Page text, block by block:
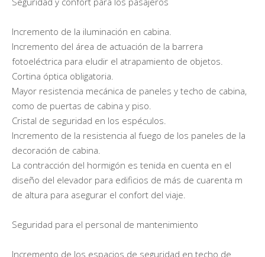
Incremento de la iluminación en cabina.
Incremento del área de actuación de la barrera
fotoeléctrica para eludir el atrapamiento de objetos.
Cortina óptica obligatoria.
Mayor resistencia mecánica de paneles y techo de cabina,
como de puertas de cabina y piso.
Cristal de seguridad en los espéculos.
Incremento de la resistencia al fuego de los paneles de la
decoración de cabina.
La contracción del hormigón es tenida en cuenta en el
diseño del elevador para edificios de más de cuarenta m
de altura para asegurar el confort del viaje.
Seguridad para el personal de mantenimiento
Incremento de los espacios de seguridad en techo de